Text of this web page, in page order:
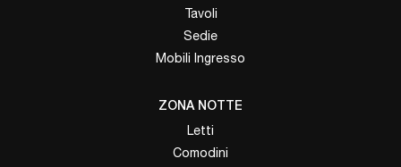
Tavoli
Sedie
Mobili Ingresso
ZONA NOTTE
Letti
Comodini